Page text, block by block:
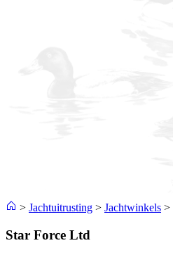
> Jachtuitrusting > Jachtwinkels >
Star Force Ltd